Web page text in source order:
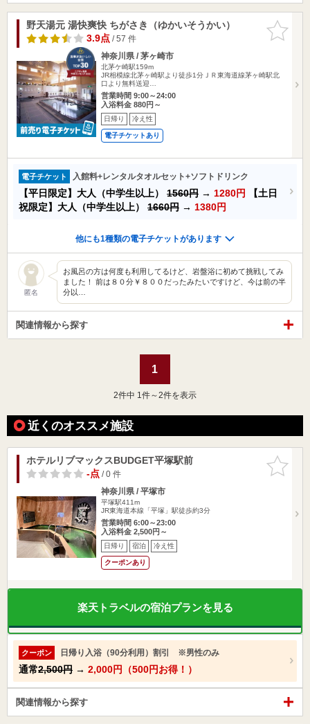
お気に入
りに追加
野天湯元 湯快爽快 ちがさき（ゆかいそうかい）
3.9点/ 57 件
神奈川県 / 茅ヶ崎市
北茅ケ崎駅159m
JR相模線北茅ヶ崎駅より徒歩1分ＪＲ東海道線茅ヶ崎駅北
口より無料送迎…
営業時間 9:00～24:00
入浴料金 880円～
日帰り 冷え性
電子チケットあり
電子チケット 入館料+レンタルタオルセット+ソフトドリンク
【平日限定】大人（中学生以上） 1560円 → 1280円
【土日
祝限定】大人（中学生以上） 1660円 → 1380円
他にも1種類の電子チケットがあります
匿名
お風呂の方は何度も利用してるけど、岩盤浴に初めて挑戦してみ
ました！ 前は８０分￥８００だったみたいですけど、今は前の半
分以…
関連情報から探す
1
2件中 1件～2件を表示
近くのオススメ施設
お気に入
りに追加
ホテルリブマックスBUDGET平塚駅前
-点/ 0 件
神奈川県 / 平塚市
平塚駅411m
JR東海道本線「平塚」駅徒歩約3分
営業時間 6:00～23:00
入浴料金 2,500円～
日帰り 宿泊 冷え性
クーポンあり
楽天トラベルの宿泊プランを見る
クーポン 日帰り入浴（90分利用）割引 ※男性のみ
通常2,500円 → 2,000円（500円お得！）
関連情報から探す